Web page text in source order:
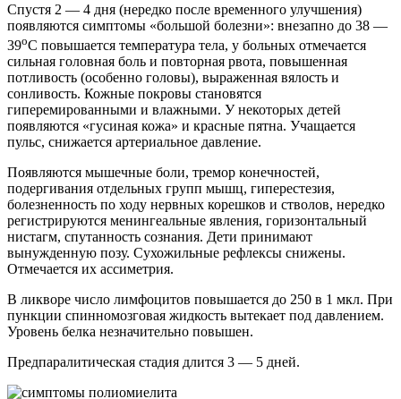
Спустя 2 — 4 дня (нередко после временного улучшения)
появляются симптомы «большой болезни»: внезапно до 38 —
39оС повышается температура тела, у больных отмечается
сильная головная боль и повторная рвота, повышенная
потливость (особенно головы), выраженная вялость и
сонливость. Кожные покровы становятся
гиперемированными и влажными. У некоторых детей
появляются «гусиная кожа» и красные пятна. Учащается
пульс, снижается артериальное давление.
Появляются мышечные боли, тремор конечностей,
подергивания отдельных групп мышц, гиперестезия,
болезненность по ходу нервных корешков и стволов, нередко
регистрируются менингеальные явления, горизонтальный
нистагм, спутанность сознания. Дети принимают
вынужденную позу. Сухожильные рефлексы снижены.
Отмечается их ассиметрия.
В ликворе число лимфоцитов повышается до 250 в 1 мкл. При
пункции спинномозговая жидкость вытекает под давлением.
Уровень белка незначительно повышен.
Предпаралитическая стадия длится 3 — 5 дней.